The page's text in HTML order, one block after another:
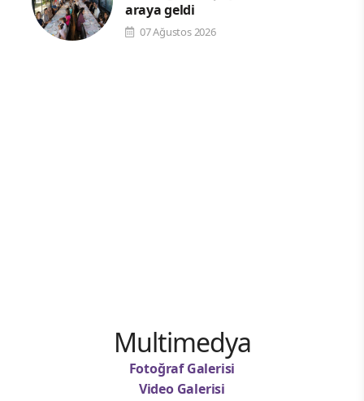
araya geldi
07 Ağustos 2026
Multimedya
Fotoğraf Galerisi
Video Galerisi